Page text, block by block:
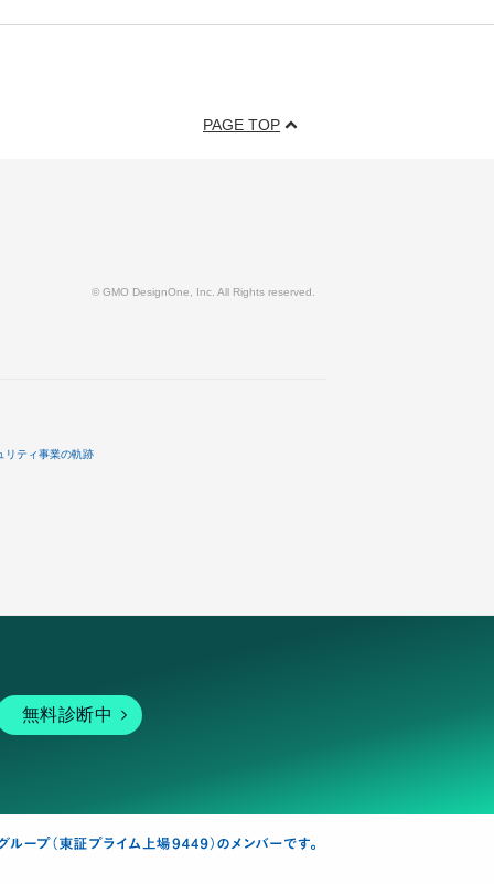
PAGE TOP
© GMO DesignOne, Inc. All Rights reserved.
リティ事業の軌跡
無料診断中